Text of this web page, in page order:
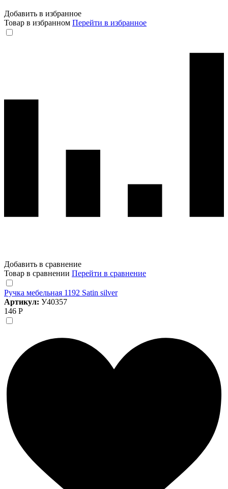
Добавить в избранное
Товар в избранном Перейти в избранное
Добавить в сравнение
Товар в сравнении Перейти в сравнение
Ручка мебельная 1192 Satin silver
Артикул: У40357
146 Р